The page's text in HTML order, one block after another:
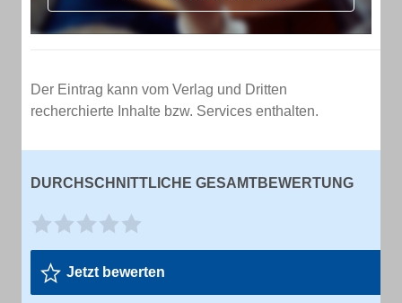
Der Eintrag kann vom Verlag und Dritten
recherchierte Inhalte bzw. Services enthalten.
DURCHSCHNITTLICHE GESAMTBEWERTUNG
Jetzt bewerten